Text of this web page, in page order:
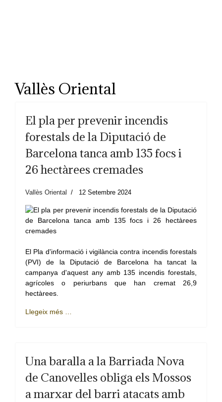
Vallès Oriental
El pla per prevenir incendis
forestals de la Diputació de
Barcelona tanca amb 135 focs i
26 hectàrees cremades
Vallès Oriental 12 Setembre 2024
El Pla d'informació i vigilància contra incendis forestals
(PVI) de la Diputació de Barcelona ha tancat la
campanya d'aquest any amb 135 incendis forestals,
agrícoles o periurbans que han cremat 26,9
hectàrees.
Llegeix més …
Una baralla a la Barriada Nova
de Canovelles obliga els Mossos
a marxar del barri atacats amb